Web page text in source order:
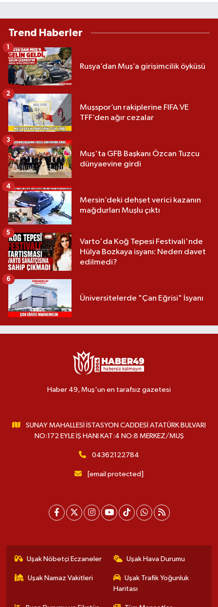
Trend Haberler
Rusya’dan Muş’a girişimcilik öyküsü
1
Muşspor’un rakiplerine FIFA VE
TFF’den ağır cezalar
2
Muş'ta GFB Başkanı Özcan Tuzcu
dünyaevine girdi
3
Mersin’deki dehşet verici kazanın
mağdurları Muşlu çıktı
4
Varto'da Koğ Tepesi Festivali'nde
Hülya Bozkaya isyanı: Neden davet
edilmedi?
5
Üniversitelerde "Çan Eğrisi" İsyanı
6
Haber 49, Muş'un en tarafsız gazetesi
SUNAY MAHALLESİ İSTASYON CADDESİ ATATÜRK BULVARI
NO:172 EYLE İŞ HANI KAT:4 NO:8 MERKEZ/MUŞ
04362122784
[email protected]
Uşak Nöbetçi Eczaneler Uşak Hava Durumu
Uşak Namaz Vakitleri
Uşak Trafik Yoğunluk
Haritası